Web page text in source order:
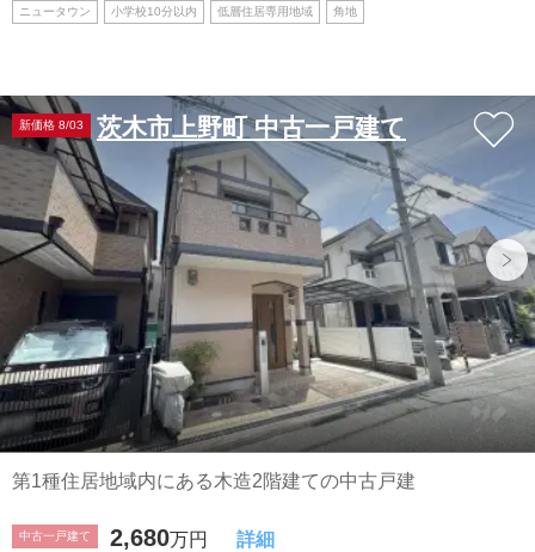
ニュータウン 小学校10分以内 低層住居専用地域 角地
新価格 8/03 茨木市上野町 中古一戸建て
第1種住居地域内にある木造2階建ての中古戸建
中古一戸建て 2,680万円 詳細